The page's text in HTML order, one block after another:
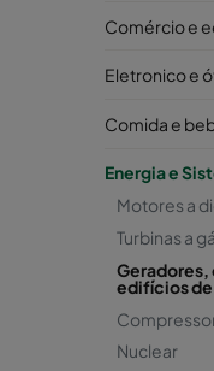
Comércio e
Eletronico e
Comida e
Energia e
Motores a
Turbinas a
edifícios
Nuclear